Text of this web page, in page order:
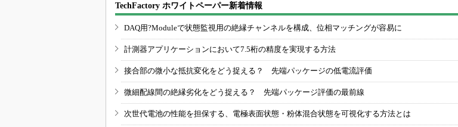
TechFactory ホワイトペーパー新着情報
DAQ用?Moduleで状態監視用の絶縁チャンネルを構成、位相マッチングが容易に
計測器アプリケーションにおいて7.5桁の精度を実現する方法
接合部の微小な抵抗変化をどう捉える？ 先端パッケージの低電流評価
微細配線間の絶縁劣化をどう捉える？ 先端パッケージ評価の最前線
次世代電池の性能を担保する、電極表面状態・粉体混合状態を可視化する方法とは